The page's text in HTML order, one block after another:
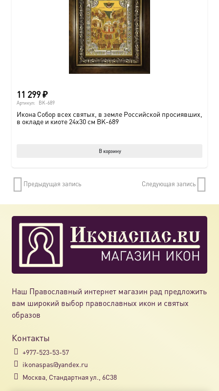
11 299₽
Артикул: BK-689
Икона Собор всех святых, в земле Российской просиявших,
в окладе и киоте 24х30 см BK-689
В корзину
Предыдущая запись Следующая запись
Наш Православный интернет магазин рад предложить
вам широкий выбор православных икон и святых
образов
Контакты
+977-523-53-57
ikonaspas@yandex.ru
Москва, Стандартная ул., 6С38